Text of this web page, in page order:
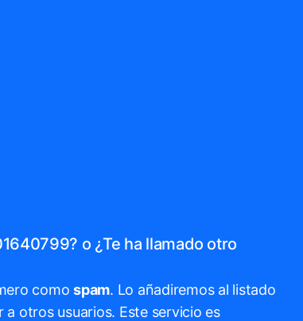
o ¿Te ha llamado otro
comospam. Lo añadiremos al listado
otros usuarios. Este servicio es